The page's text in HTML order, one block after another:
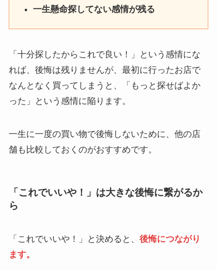
一生懸命探してない感情が残る
「十分探したからこれで良い！」という感情にな
れば、後悔は残りませんが、最初に行ったお店で
なんとなく買ってしまうと、「もっと探せばよか
った」という感情に陥ります。
一生に一度の買い物で後悔しないために、他の店
舗も比較しておくのがおすすめです。
「これでいいや！」は大きな後悔に繋がるか
ら
「これでいいや！」と決めると、 後悔につながり
ます。